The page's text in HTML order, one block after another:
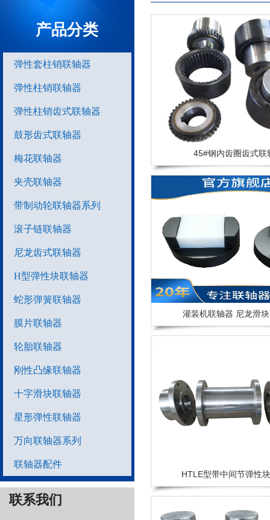
产品分类
弹性套柱销联轴器
弹性柱销联轴器
弹性柱销齿式联轴器
鼓形齿式联轴器
梅花联轴器
夹壳联轴器
带制动轮联轴器系列
滚子链联轴器
尼龙齿式联轴器
H型弹性块联轴器
蛇形弹簧联轴器
膜片联轴器
轮胎联轴器
刚性凸缘联轴器
十字滑块联轴器
星形弹性联轴器
万向联轴器系列
联轴器配件
联系我们
45#钢内齿圈齿式联
灌装机联轴器 尼龙滑
HTLE型带中间节弹性